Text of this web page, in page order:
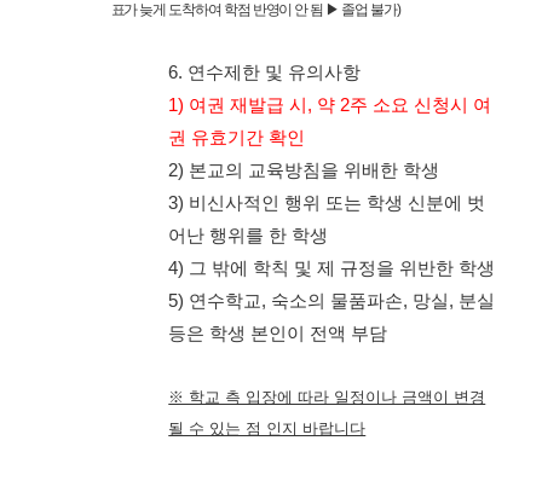
표가 늦게 도착하여 학점 반영이 안 됨 ▶ 졸업 불가)
6. 연수제한 및 유의사항
1) 여권 재발급 시 , 약 2주 소요 신청시 여
권 유효기간 확인
2) 본교의 교육방침을 위배한 학생
3) 비신사적인 행위 또는 학생 신분에 벗
어난 행위를 한 학생
4) 그 밖에 학칙 및 제 규정을 위반한 학생
5) 연수학교, 숙소의 물품파손, 망실, 분실
등은 학생 본인이 전액 부담
※ 학교 측 입장에 따라 일정이나 금액이 변경
될 수 있는 점 인지 바랍니다